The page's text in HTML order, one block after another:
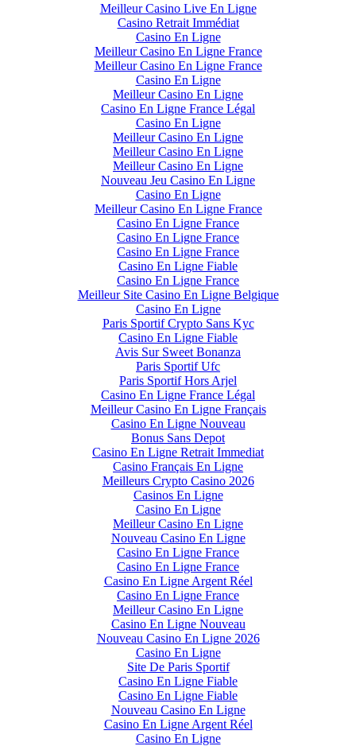
Meilleur Casino Live En Ligne
Casino Retrait Immédiat
Casino En Ligne
Meilleur Casino En Ligne France
Meilleur Casino En Ligne France
Casino En Ligne
Meilleur Casino En Ligne
Casino En Ligne France Légal
Casino En Ligne
Meilleur Casino En Ligne
Meilleur Casino En Ligne
Meilleur Casino En Ligne
Nouveau Jeu Casino En Ligne
Casino En Ligne
Meilleur Casino En Ligne France
Casino En Ligne France
Casino En Ligne France
Casino En Ligne France
Casino En Ligne Fiable
Casino En Ligne France
Meilleur Site Casino En Ligne Belgique
Casino En Ligne
Paris Sportif Crypto Sans Kyc
Casino En Ligne Fiable
Avis Sur Sweet Bonanza
Paris Sportif Ufc
Paris Sportif Hors Arjel
Casino En Ligne France Légal
Meilleur Casino En Ligne Français
Casino En Ligne Nouveau
Bonus Sans Depot
Casino En Ligne Retrait Immediat
Casino Français En Ligne
Meilleurs Crypto Casino 2026
Casinos En Ligne
Casino En Ligne
Meilleur Casino En Ligne
Nouveau Casino En Ligne
Casino En Ligne France
Casino En Ligne France
Casino En Ligne Argent Réel
Casino En Ligne France
Meilleur Casino En Ligne
Casino En Ligne Nouveau
Nouveau Casino En Ligne 2026
Casino En Ligne
Site De Paris Sportif
Casino En Ligne Fiable
Casino En Ligne Fiable
Nouveau Casino En Ligne
Casino En Ligne Argent Réel
Casino En Ligne